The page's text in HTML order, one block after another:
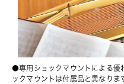
●専用ショックマウントによる優
ックマウントは付属品と異なりま